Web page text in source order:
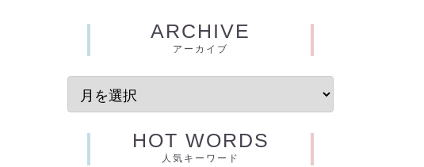
ARCHIVE
アーカイブ
HOT WORDS
人気キーワード